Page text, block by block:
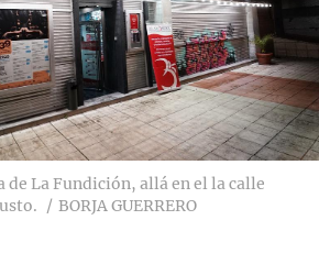
de La Fundición, allá en el la calle
BORJA GUERRERO